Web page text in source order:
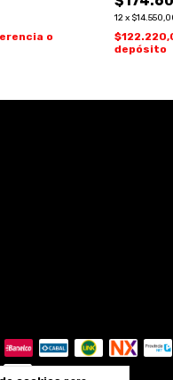
o
12x
depósito